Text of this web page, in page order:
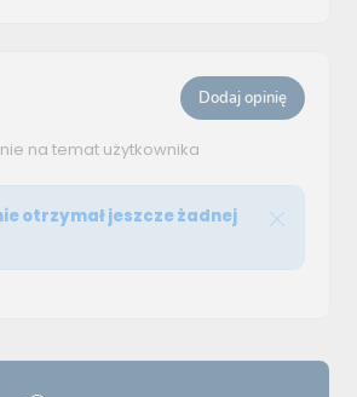
Dodaj opinię
na temat użytkownika
otrzymał jeszcze żadnej